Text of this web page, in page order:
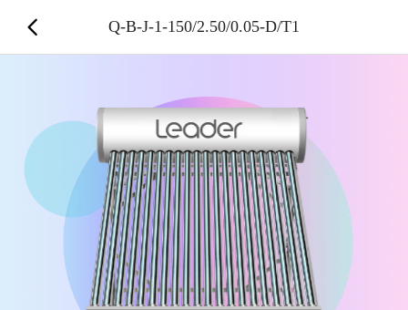
Q-B-J-1-150/2.50/0.05-D/T1